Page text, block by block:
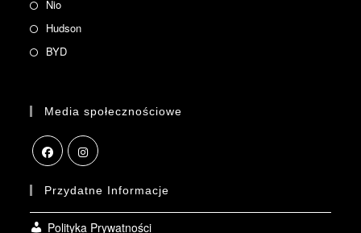
Nio
Hudson
BYD
Media społecznościowe
Przydatne Informacje
Polityka Prywatności